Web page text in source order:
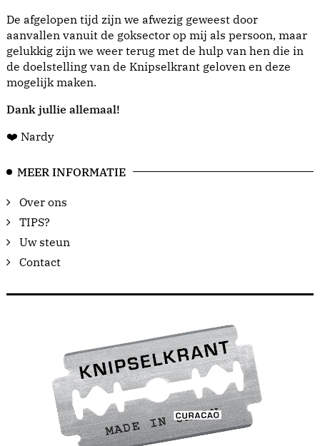
De afgelopen tijd zijn we afwezig geweest door
aanvallen vanuit de goksector op mij als persoon, maar
gelukkig zijn we weer terug met de hulp van hen die in
de doelstelling van de Knipselkrant geloven en deze
mogelijk maken.
Dank jullie allemaal!
❤️ Nardy
MEER INFORMATIE
Over ons
TIPS?
Uw steun
Contact